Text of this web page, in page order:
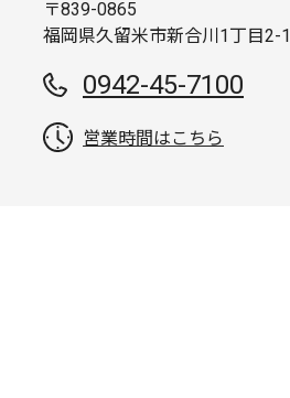
〒839-0865
福岡県久留米市新合川1丁目2-1
0942-45-7100
営業時間はこちら